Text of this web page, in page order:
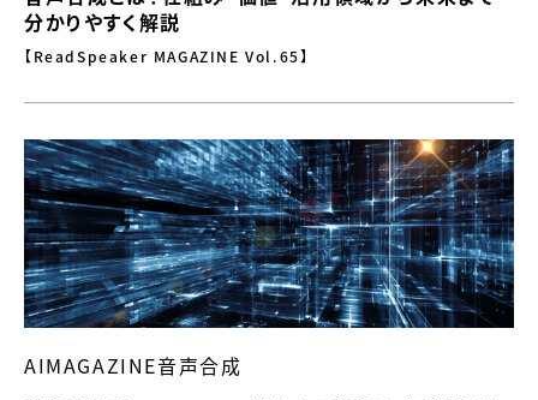
分かりやすく解説
【ReadSpeaker MAGAZINE Vol.65】
AIMAGAZINE音声合成